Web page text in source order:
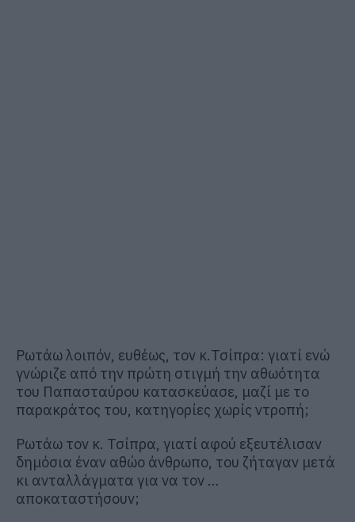
Ρωτάω λοιπόν, ευθέως, τον κ.Τσίπρα: γιατί ενώ
γνώριζε από την πρώτη στιγμή την αθωότητα
του Παπασταύρου κατασκεύασε, μαζί με το
παρακράτος του, κατηγορίες χωρίς ντροπή;
Ρωτάω τον κ. Τσίπρα, γιατί αφού εξευτέλισαν
δημόσια έναν αθώο άνθρωπο, του ζήταγαν μετά
κι ανταλλάγματα για να τον …
αποκαταστήσουν;